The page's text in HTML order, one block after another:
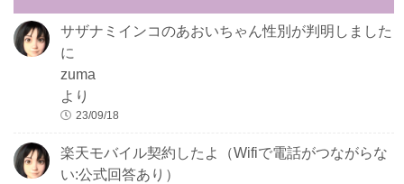
サザナミインコのあおいちゃん性別が判明しました
に
zuma
より
23/09/18
楽天モバイル契約したよ（Wifiで電話がつながらな
い:公式回答あり）